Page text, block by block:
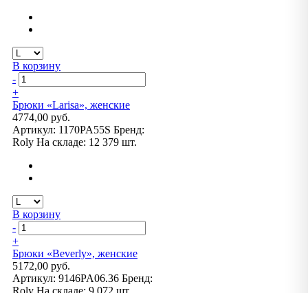
В корзину
-
+
Брюки «Larisa», женские
4774,00 руб.
Артикул: 1170PA55S Бренд:
Roly На складе: 12 379 шт.
В корзину
-
+
Брюки «Beverly», женские
5172,00 руб.
Артикул: 9146PA06.36 Бренд:
Roly На складе: 9 072 шт.